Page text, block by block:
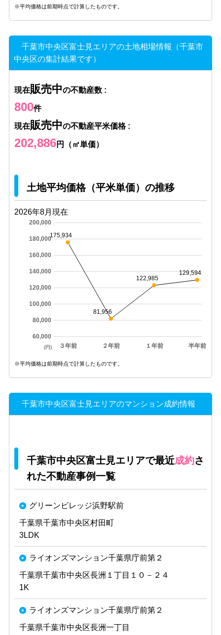
※平均価格は前期時点で計算したものです。
千葉市中央区富士見エリアの土地相場情報（千葉市
中央区の集計結果です）
現在販売中の不動産数 :
800件
現在販売中の不動産平米価格 :
202,886円（㎡単価）
土地平均価格（平米単価）の推移
2026年8月現在
３年前 ２年前 １年前 半年前
60,000
80,000
100,000
120,000
140,000
160,000
180,000
200,000
175,934
81,956
122,985
129,594
(円)
※平均価格は前期時点で計算したものです。
千葉市中央区富士見エリアのマンション成約情報
千葉市中央区富士見エリアで最近成約さ
れた不動産事例一覧
グリーンビレッジ浜野駅前
千葉県千葉市中央区村田町
3LDK
ライオンズマンション千葉県庁前第２
千葉県千葉市中央区長洲１丁目１０－２４
1K
ライオンズマンション千葉県庁前第２
千葉県千葉市中央区長洲一丁目